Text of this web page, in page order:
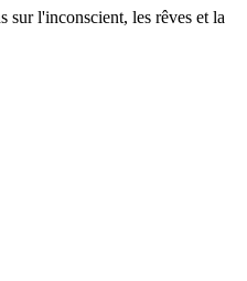
l'inconscient, les rêves et la